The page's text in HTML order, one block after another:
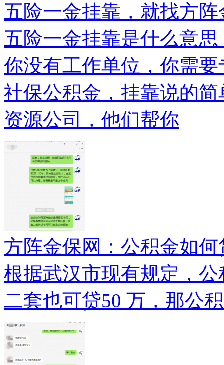
五险一金挂靠，就找方
五险一金挂靠是什么意
你没有工作单位，你需
社保公积金，挂靠说的
资源公司，他们帮你
方阵金保网：公积金如何
根据武汉市现有规定，
二套也可贷50 万，那公